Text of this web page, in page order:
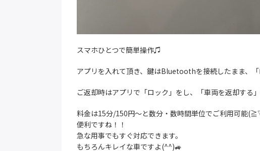
スマホひとつで簡単操作♫
アプリを入れて頂き、鍵はBluetoothを接続したまま、「
ご返却時はアプリで「ロック」をし、「車両を返却する」
料金は15分/150円～と数分・数時間単位でご利用可能
便利ですね！！
急な用事でもすぐ対応できます。
もちろんキレイな車ですよ(^^)🚙